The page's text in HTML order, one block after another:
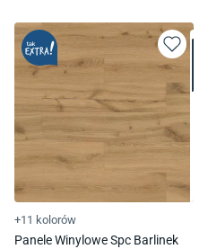
+11 kolorów
Panele Winylowe Spc Barlinek